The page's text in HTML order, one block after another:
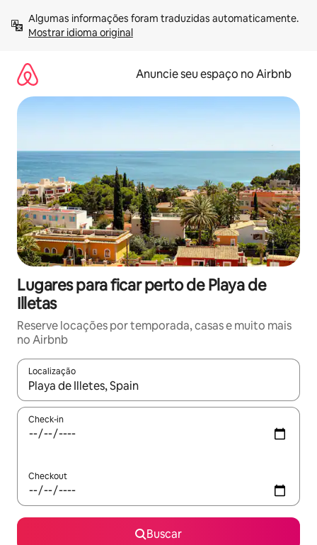
para
Mostrar idioma original
Anuncie seu espaço no Airbnb
Lugares para ficar perto de Playa de
Illetas
Reserve locações por temporada, casas e muito mais
no Airbnb
Localização
Quando os resultados estiverem disponíveis, explore-os
Check-in
Checkout
Buscar